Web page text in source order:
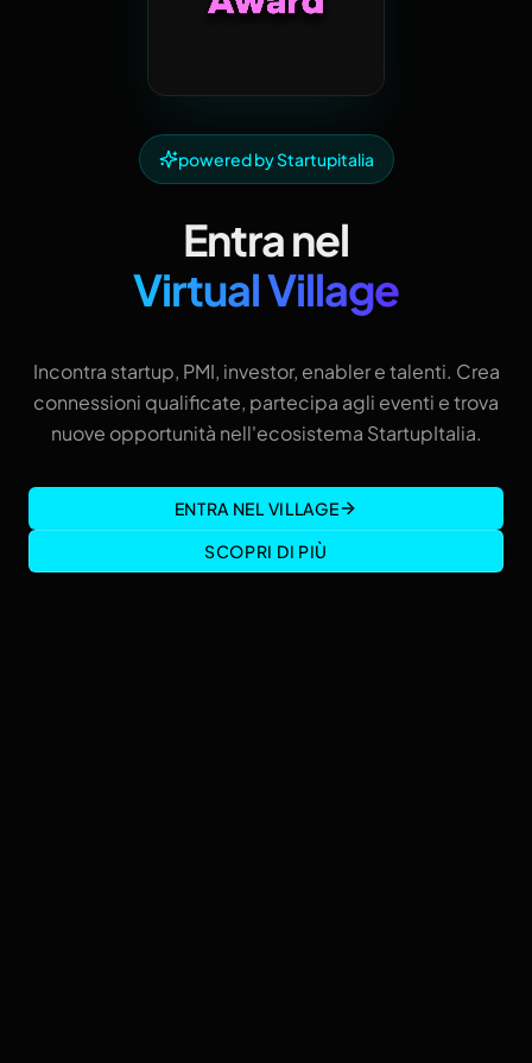
powered by Startupitalia
Entra nel
Virtual Village
Incontra startup, PMI, investor, enabler e talenti. Crea
connessioni qualificate, partecipa agli eventi e trova
nuove opportunità nell'ecosistema StartupItalia.
ENTRA NEL VILLAGE
SCOPRI DI PIÙ